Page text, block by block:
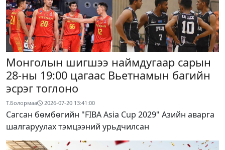
Монголын шигшээ наймдугаар сарын
28-ны 19:00 цагаас Вьетнамын багийн
эсрэг тоглоно
Т.Болормаа 2026-07-20 13:41:00
Сагсан бөмбөгийн "FIBA Asia Cup 2029" Азийн аварга
шалгаруулах тэмцээний урьдчилсан